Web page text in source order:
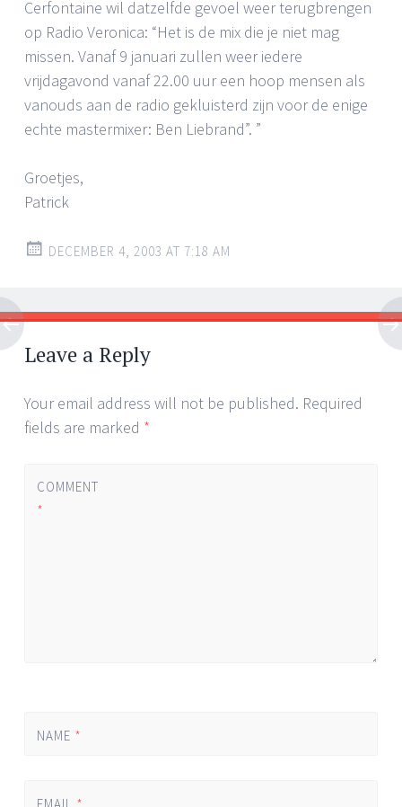
Cerfontaine wil datzelfde gevoel weer terugbrengen
op Radio Veronica: “Het is de mix die je niet mag
missen. Vanaf 9 januari zullen weer iedere
vrijdagavond vanaf 22.00 uur een hoop mensen als
vanouds aan de radio gekluisterd zijn voor de enige
echte mastermixer: Ben Liebrand”. ”
Groetjes,
Patrick
DECEMBER 4, 2003 AT 7:18 AM
Leave a Reply
Your email address will not be published. Required
fields are marked *
COMMENT
*
NAME *